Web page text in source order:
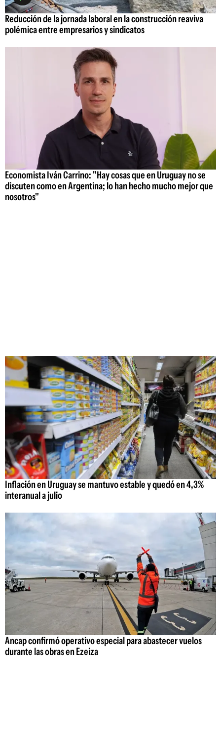
Reducción de la jornada laboral en la construcción reaviva
polémica entre empresarios y sindicatos
Economista Iván Carrino: "Hay cosas que en Uruguay no se
discuten como en Argentina; lo han hecho mucho mejor que
nosotros"
Inflación en Uruguay se mantuvo estable y quedó en 4,3%
interanual a julio
Ancap confirmó operativo especial para abastecer vuelos
durante las obras en Ezeiza